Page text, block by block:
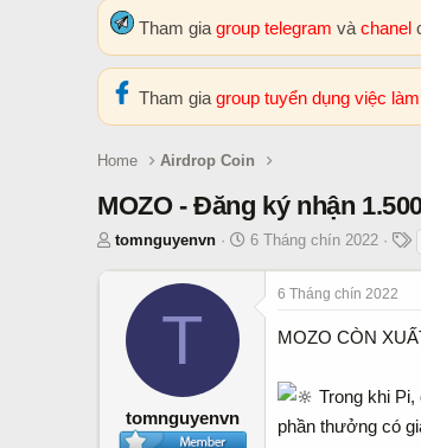
Tham gia group telegram và chanel
Tham gia group tuyển dụng việc
Home Airdrop Coin
MOZO - Đăng ký nhận
T
a
tomnguyenvn
N
6 Tháng chín 2022
T
tomnguyenvn
6 Tháng chín 2022
MOZO CÒN
Trong khi
phần thưởng có